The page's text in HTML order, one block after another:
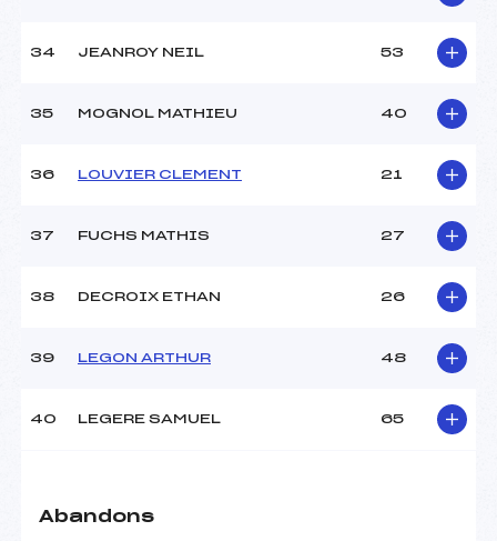
34 JEANROY NEIL 53
35 MOGNOL MATHIEU 40
36 LOUVIER CLEMENT 21
37 FUCHS MATHIS 27
38 DECROIX ETHAN 26
39 LEGON ARTHUR 48
40 LEGERE SAMUEL 65
Abandons